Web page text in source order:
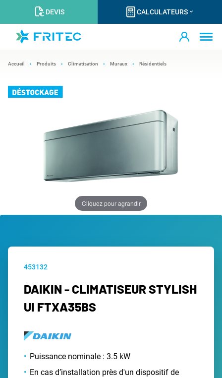
DEVIS CALCULATEURS
Accueil Produits Climatisation Muraux Résidentiels
Cliquez pour agrandir
453132
DAIKIN - CLIMATISEUR STYLISH
UI FTXA35BS
Puissance nominale : 3.5 kW
En cas d’installation près d'un dispositif de